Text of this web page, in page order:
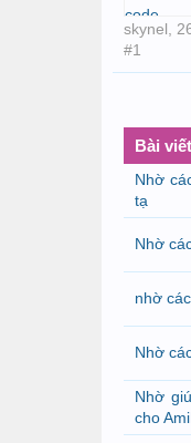
skynel
#1
Bài
Nhờ
tạ
Nhờ
nhờ
Nhờ
Nhờ
cho